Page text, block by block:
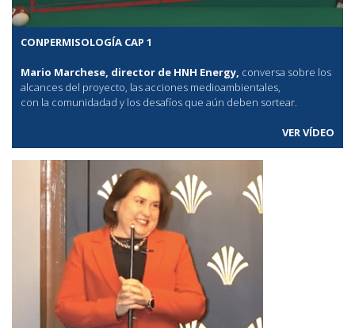
CONPERMISOLOGÍA CAP 1
Mario Marchese, director de HNH Energy, conversa sobre los
alcances del proyecto, las acciones medioambientales,
con la comunidadad y los desafíos que aún deben sortear.
VER VÍDEO